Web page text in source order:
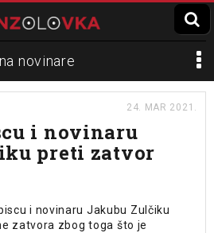
novinare
mediji
24. MAR 2021.
i novinaru
preti zatvor
i novinaru Jakubu Zulčiku
zatvora zbog toga što je